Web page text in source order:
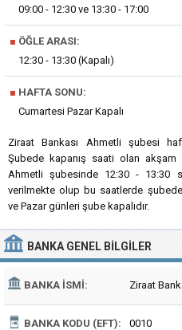
09:00 - 12:30 ve 13:30 - 17:00
■ ÖĞLE ARASI:
12:30 - 13:30 (Kapalı)
■ HAFTA SONU:
Cumartesi Pazar Kapalı
Ziraat Bankası Ahmetli şubesi
Şubede kapanış saati olan
Ahmetli şubesinde 12:30 - 13:30
verilmekte olup bu saatlerde
ve Pazar günleri şube kapalıdır.
BANKA GENEL BILGILER
BANKA İSMI: Ziraat
BANKA KODU (EFT): 0010